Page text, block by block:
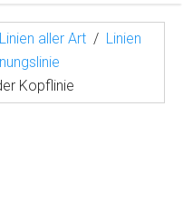
aller Art
Linien
Kopflinie